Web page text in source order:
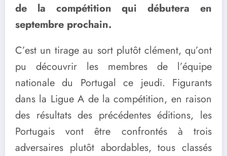
de la compétition qui débutera en
septembre prochain.
C’est un tirage au sort plutôt clément, qu’ont
pu découvrir les membres de l’équipe
nationale du Portugal ce jeudi. Figurants
dans la Ligue A de la compétition, en raison
des résultats des précédentes éditions, les
Portugais vont être confrontés à trois
adversaires plutôt abordables, tous classés